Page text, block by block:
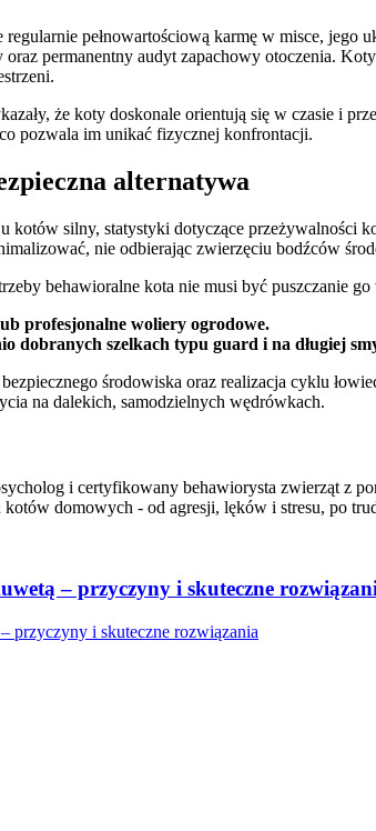
pełnowartościową karmę w misce, jego
oraz permanentny audyt zapachowy otoczenia.
że koty doskonale orientują się w czasie i
pozwala im unikać fizycznej konfrontacji.
alternatywa
kotów silny, statystyki dotyczące przeżywalności
nie odbierając zwierzęciu bodźców
behawioralne kota nie musi być puszczanie
profesjonalne woliery ogrodowe.
dobranych szelkach typu guard i na długiej
środowiska oraz realizacja cyklu
na dalekich, samodzielnych wędrówkach.
i certyfikowany behawiorysta zwierząt z
domowych - od agresji, lęków i stresu, po
– przyczyny i skuteczne
przyczyny i skuteczne rozwiązania